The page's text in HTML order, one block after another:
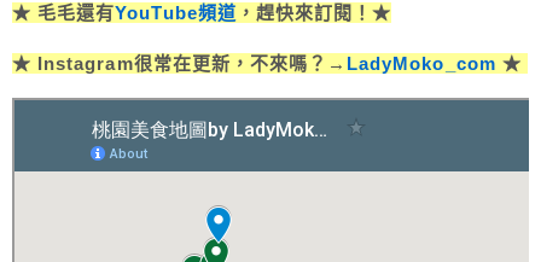
★ 毛毛還有YouTube頻道 ，趕快來訂閱！★
★ Instagram很常在更新，不來嗎？→ LadyMoko_com ★